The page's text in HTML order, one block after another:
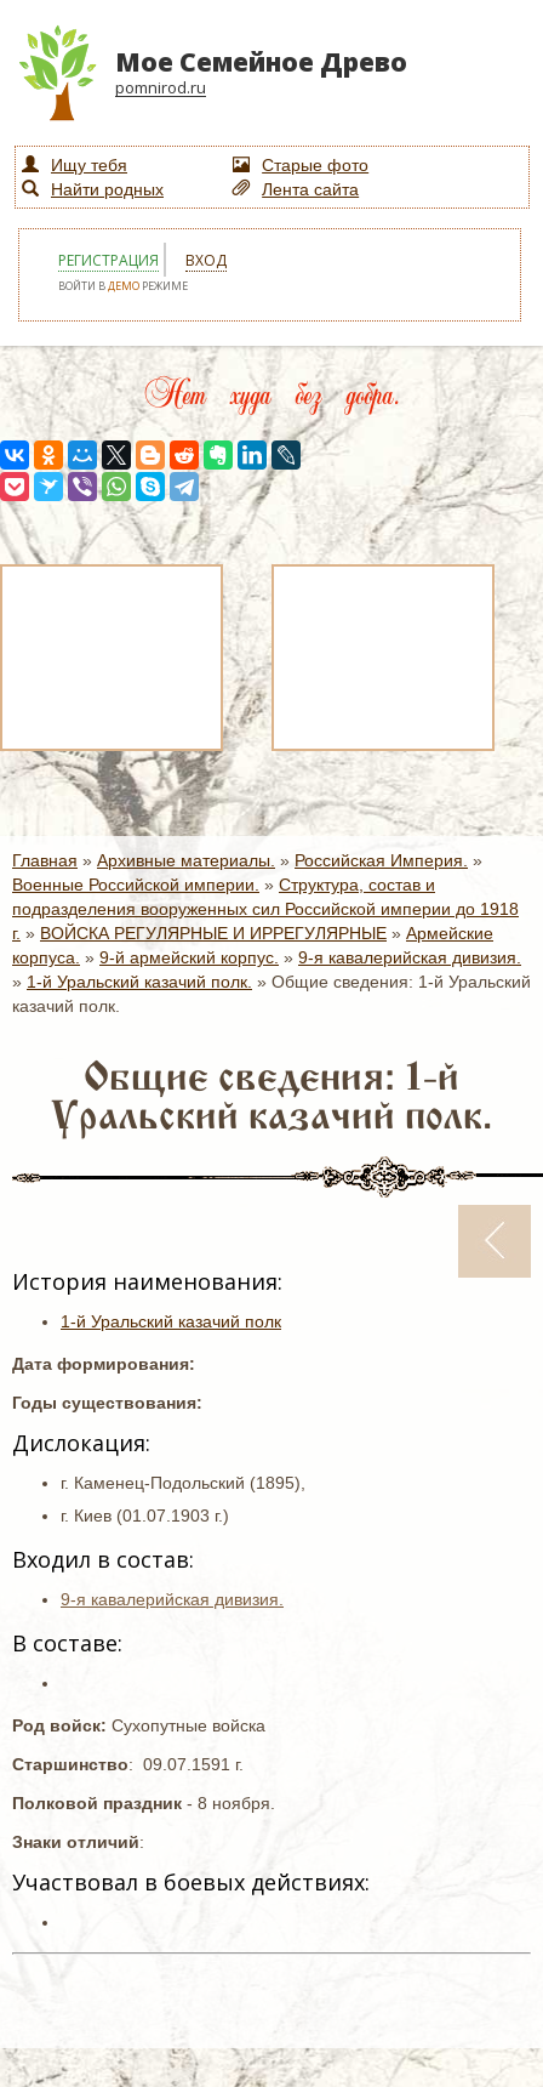
Мое Семейное Древо
pomnirod.ru
Ищу тебя
Старые фото
Найти родных
Лента сайта
РЕГИСТРАЦИЯ ВХОД
ВОЙТИ ВДЕМО РЕЖИМЕ
Нет худа без добра.
Главная » Архивные материалы. » Российская Империя. »
Военные Российской империи. » Структура, состав и
подразделения вооруженных сил Российской империи до 1918
г. » ВОЙСКА РЕГУЛЯРНЫЕ И ИРРЕГУЛЯРНЫЕ » Армейские
корпуса. » 9-й армейский корпус. » 9-я кавалерийская дивизия.
» 1-й Уральский казачий полк. » Общие сведения: 1-й Уральский
казачий полк.
Общие сведения: 1-й
Уральский казачий полк.
История наименования:
1-й Уральский казачий полк
Дата формирования:
Годы существования:
Дислокация:
г. Каменец-Подольский (1895),
г. Киев (01.07.1903 г.)
Входил в состав:
9-я кавалерийская дивизия.
В составе:
Род войск: Сухопутные войска
Старшинство: 09.07.1591 г.
Полковой праздник - 8 ноября.
Знаки отличий:
Участвовал в боевых действиях: